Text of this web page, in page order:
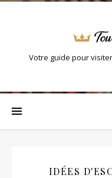
Votre guide pour
IDÉES